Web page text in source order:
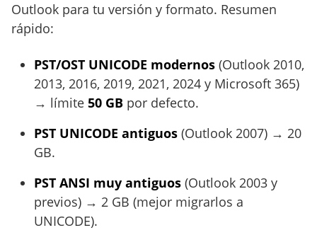
Outlook para tu versión y formato. Resumen
rápido:
PST/OST UNICODE modernos (Outlook 2010,
2013, 2016, 2019, 2021, 2024 y Microsoft 365)
→ límite 50 GB por defecto.
PST UNICODE antiguos (Outlook 2007) → 20
GB.
PST ANSI muy antiguos (Outlook 2003 y
previos) → 2 GB (mejor migrarlos a
UNICODE).